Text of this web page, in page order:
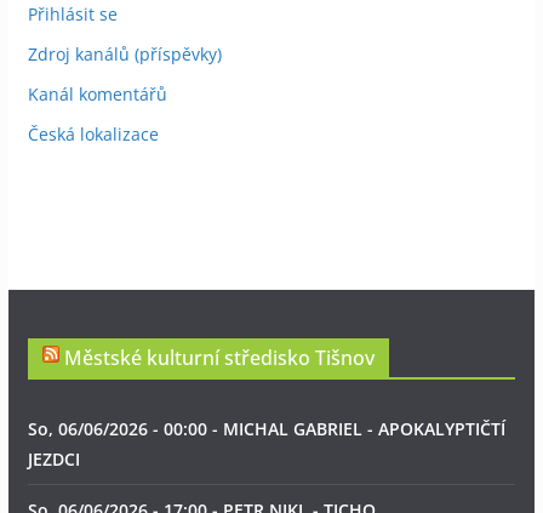
Přihlásit se
Zdroj kanálů (příspěvky)
Kanál komentářů
Česká lokalizace
Městské kulturní středisko Tišnov
So, 06/06/2026 - 00:00 - MICHAL GABRIEL - APOKALYPTIČTÍ
JEZDCI